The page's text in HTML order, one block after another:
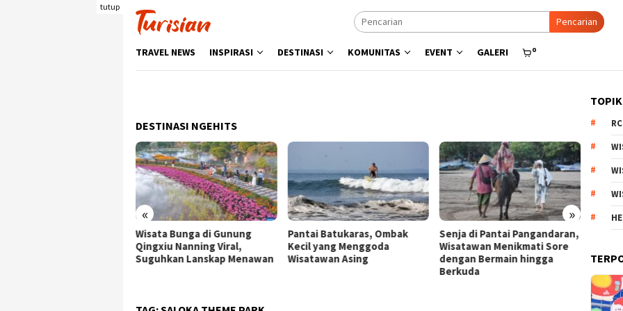
tutup
Pencarian
TRAVEL NEWS INSPIRASI DESTINASI KOMUNITAS EVENT GALERI 0
DESTINASI NGEHITS
« »
Pantai Batukaras, Ombak
Kecil yang Menggoda
Wisatawan Asing
Senja di Pantai Pangandaran,
Wisatawan Menikmati Sore
dengan Bermain hingga
Menyisir Asa di Pantai Bulbul
Danau Toba, Potensi Wisata
Pasir Putih